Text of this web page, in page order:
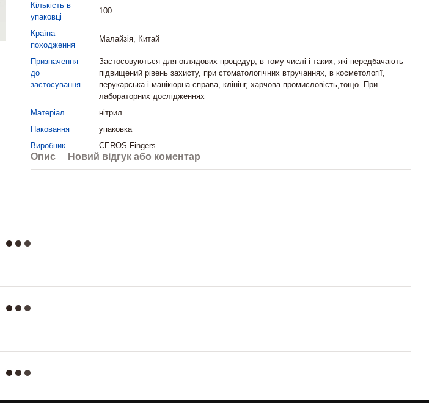
Кількість в
упаковці
100
Країна
походження
Малайзія, Китай
Призначення
до
застосування
Застосовуються для оглядових процедур, в тому числі і таких, які передбачають
підвищений рівень захисту, при стоматологічних втручаннях, в косметології,
перукарська і манікюрна справа, клінінг, харчова промисловість,тощо. При
лабораторних дослідженнях
Матеріал
нітрил
Паковання
упаковка
Виробник
CEROS Fingers
Опис Новий відгук або коментар